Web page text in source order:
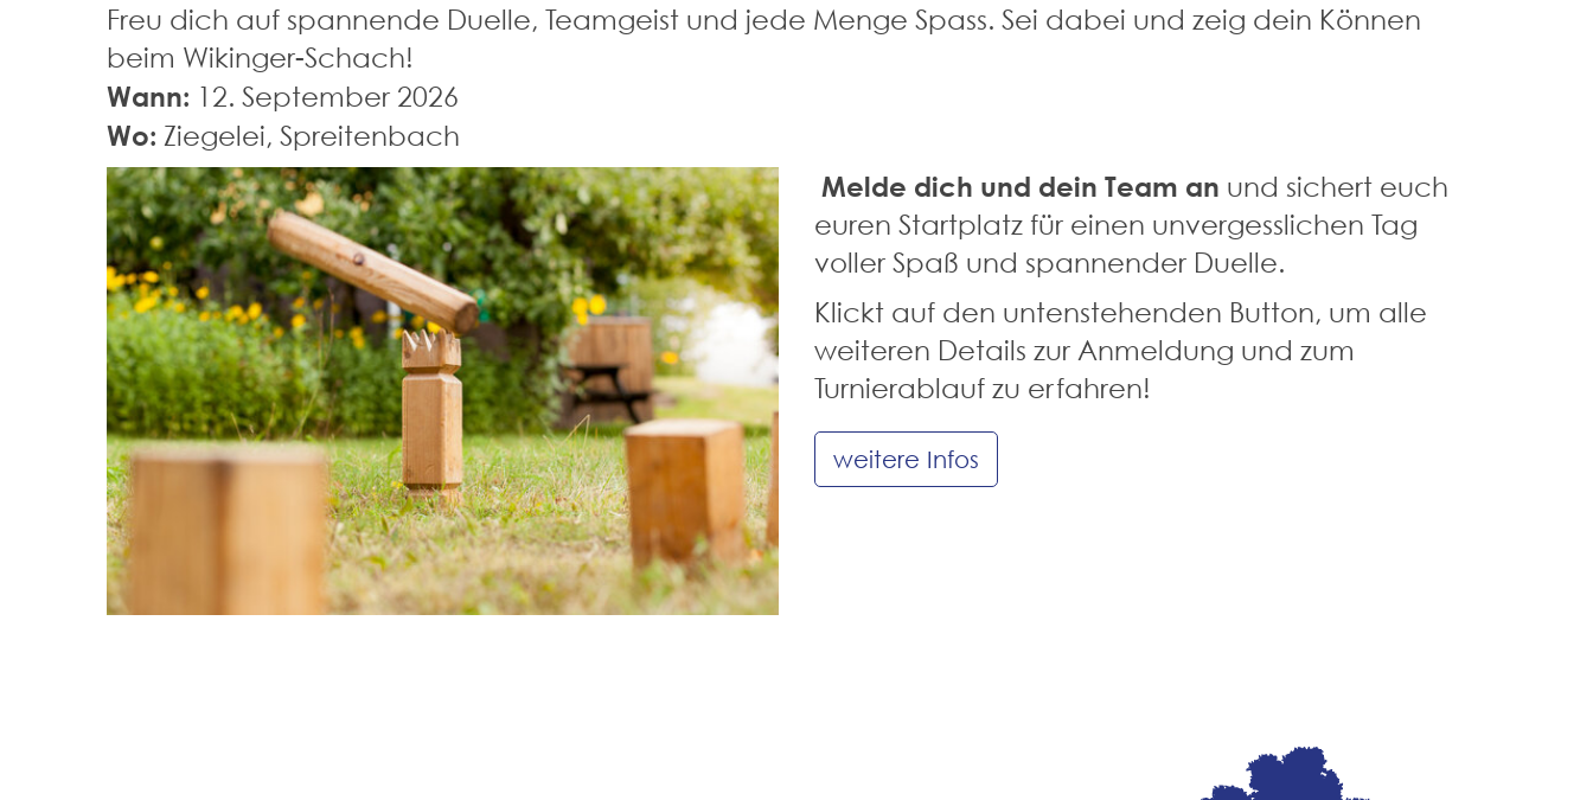
Freu dich auf spannende Duelle, Teamgeist und jede Menge Spass. Sei dabei und zeig dein Können
beim Wikinger-Schach!
Wann: 12. September 2026
Wo: Ziegelei, Spreitenbach
Melde dich und dein Team an und sichert euch
euren Startplatz für einen unvergesslichen Tag
voller Spaß und spannender Duelle.
Klickt auf den untenstehenden Button, um alle
weiteren Details zur Anmeldung und zum
Turnierablauf zu erfahren!
weitere Infos